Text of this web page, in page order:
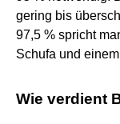
gering bis
97,5 % spricht
Schufa und
Wie verdient